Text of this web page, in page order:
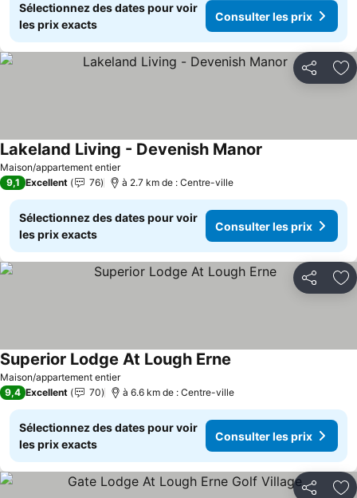
Sélectionnez des dates pour voir
les prix exacts
Consulter les prix
Partager
Maison/appartement entier
Lakeland Living - Devenish Manor
9,1 Excellent 76 à 2.7 km de : Centre-ville
Sélectionnez des dates pour voir
les prix exacts
Consulter les prix
Partager
Maison/appartement entier
Superior Lodge At Lough Erne
9,4 Excellent 70 à 6.6 km de : Centre-ville
Sélectionnez des dates pour voir
les prix exacts
Consulter les prix
Partager